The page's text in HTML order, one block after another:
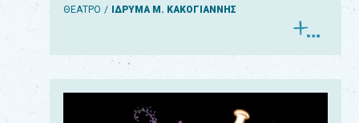
ΘΕΑΤΡΟ ΙΔΡΥΜΑ Μ. ΚΑΚΟΓΙΑΝΝΗΣ